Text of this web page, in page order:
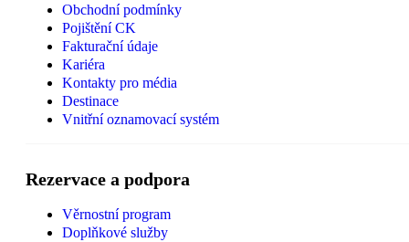
Obchodní podmínky
Pojištění CK
Fakturační údaje
Kariéra
Kontakty pro média
Destinace
Vnitřní oznamovací systém
Rezervace a podpora
Věrnostní program
Doplňkové služby